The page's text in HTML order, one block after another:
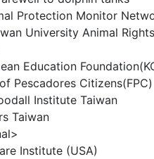
Protection Monitor
University Animal Rights
Education
Pescadores Citizens(FPC)
Institute Taiwan
Taiwan
Institute (USA)